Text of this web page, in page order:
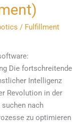
/ Fulfillment
Die fortschreitende
Intelligenz
Revolution in der
nach
zu optimieren